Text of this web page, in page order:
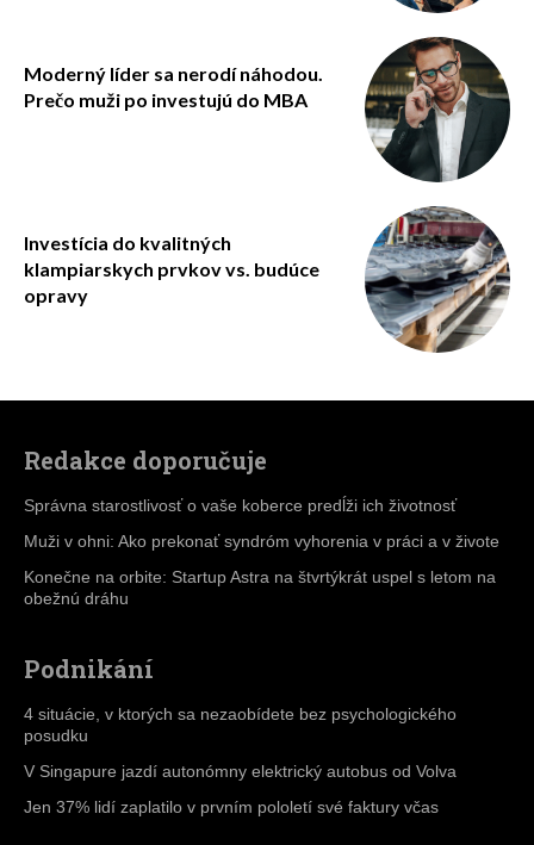
Moderný líder sa nerodí náhodou.
Prečo muži po investujú do MBA
Investícia do kvalitných
klampiarskych prvkov vs. budúce
opravy
Redakce doporučuje
Správna starostlivosť o vaše koberce predĺži ich životnosť
Muži v ohni: Ako prekonať syndróm vyhorenia v práci a v živote
Konečne na orbite: Startup Astra na štvrtýkrát uspel s letom na
obežnú dráhu
Podnikání
4 situácie, v ktorých sa nezaobídete bez psychologického
posudku
V Singapure jazdí autonómny elektrický autobus od Volva
Jen 37% lidí zaplatilo v prvním pololetí své faktury včas